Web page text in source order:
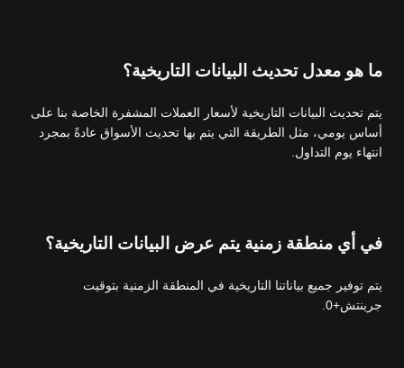
ما هو معدل تحديث البيانات التاريخية؟
يتم تحديث البيانات التاريخية لأسعار العملات المشفرة الخاصة بنا على
أساس يومي، مثل الطريقة التي يتم بها تحديث الأسواق عادةً بمجرد
انتهاء يوم التداول.
في أي منطقة زمنية يتم عرض البيانات التاريخية؟
يتم توفير جميع بياناتنا التاريخية في المنطقة الزمنية بتوقيت
جرينتش+0.